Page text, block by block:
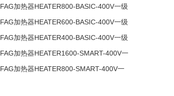
级授权，原装正品
FAG加热器HEATER800-BASIC-400V一级
授权，原装正品
FAG加热器HEATER600-BASIC-400V一级
授权，原装正品
FAG加热器HEATER400-BASIC-400V一级
授权，库存现货
FAG加热器HEATER1600-SMART-400V一
级授权，原装正品
FAG加热器HEATER800-SMART-400V一